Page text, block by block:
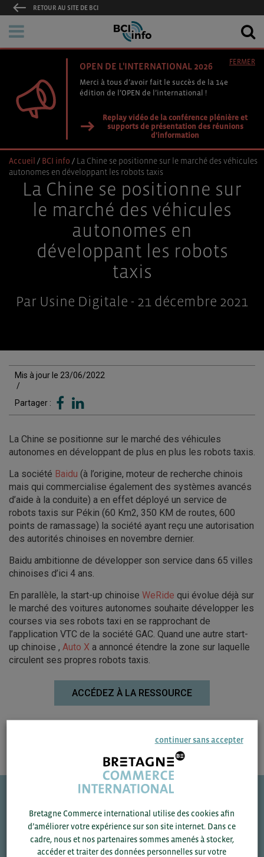
RETOUR AU SITE DE BCI
OPEN DE L'INTERNATIONAL 2026
Merci à tous d’avoir fait le succès de la 14e
édition de l’OPEN de l’international !
Replay vidéo de la conférence plénière et
supports de présentation des réunions
d'information
FERMER
Accueil / BCI info / La Chine se positionne sur le marché des véhicules
autonomes en développant les robots taxis
La Chine se positionne sur
le marché des véhicules
autonomes en
développant les robots
taxis
Par Usine Digitale - 21 décembre 2021
Mis à jour le 23/06/2022
/
Partager :
La Chine se positionne sur le marché des véhicules
autonomes en développant de plus en plus les robots taxis.
La société Baidu (à l’origine, moteur de recherche chinois
mais qui commercialise également des systèmes avancés
d’aide à la conduite) a en effet déployé un service de
robots taxis sur Pékin (60 Km2, 350 KM de routes, 600
points de ramassage) la société ayant reçu une autorisation
des autorités chinoises en novembre dernier.
Baidu ambitionne de développer son service dans 65 villes
chinoises d’ici 4 ans.
En parallèle, la start-up chinoise WeRide qui évolue déjà sur
le marché des voitures autonomes souhaite développer les
courses via ses robots taxi en se rapprochant de
l’application VTC de la société GAC. Quand une autre start-
up chinoise , Auto X a annoncé étendre la zone sur laquelle
circulent ses propres robots taxis.
ACCÉDEZ À LA RESSOURCE
Une question ?
VOS CONTACTS
continuer sans accepter
Bretagne Commerce international utilise des cookies afin
d’améliorer votre expérience sur son site internet. Dans ce
cadre, nous et nos partenaires sommes amenés à stocker,
accéder et traiter des données personnelles sur votre